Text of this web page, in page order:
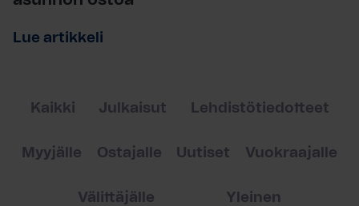
Lue artikkeli
Kaikki Julkaisut Lehdistötiedotteet
Myyjälle Ostajalle Uutiset Vuokraajalle
Välittäjälle Yleinen